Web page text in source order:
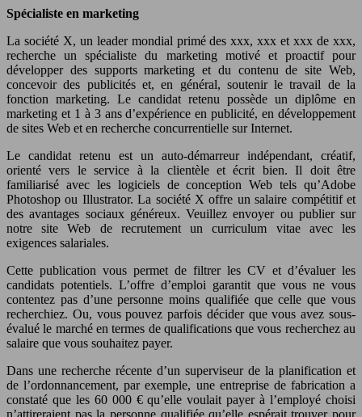
Spécialiste en marketing
La société X, un leader mondial primé des xxx, xxx et xxx de xxx,
recherche un spécialiste du marketing motivé et proactif pour
développer des supports marketing et du contenu de site Web,
concevoir des publicités et, en général, soutenir le travail de la
fonction marketing. Le candidat retenu possède un diplôme en
marketing et 1 à 3 ans d’expérience en publicité, en développement
de sites Web et en recherche concurrentielle sur Internet.
Le candidat retenu est un auto-démarreur indépendant, créatif,
orienté vers le service à la clientèle et écrit bien. Il doit être
familiarisé avec les logiciels de conception Web tels qu’Adobe
Photoshop ou Illustrator. La société X offre un salaire compétitif et
des avantages sociaux généreux. Veuillez envoyer ou publier sur
notre site Web de recrutement un curriculum vitae avec les
exigences salariales.
Cette publication vous permet de filtrer les CV et d’évaluer les
candidats potentiels. L’offre d’emploi garantit que vous ne vous
contentez pas d’une personne moins qualifiée que celle que vous
recherchiez. Ou, vous pouvez parfois décider que vous avez sous-
évalué le marché en termes de qualifications que vous recherchez au
salaire que vous souhaitez payer.
Dans une recherche récente d’un superviseur de la planification et
de l’ordonnancement, par exemple, une entreprise de fabrication a
constaté que les 60 000 € qu’elle voulait payer à l’employé choisi
n’attireraient pas la personne qualifiée qu’elle espérait trouver pour